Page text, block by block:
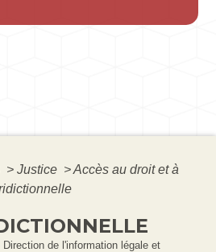
> Justice >Accès au droit et à
de l'information légale et